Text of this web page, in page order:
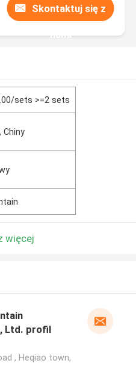
Skontaktuj się z
nami
sets >=2 sets
Chiny
więcej
Ltd. profil
, Heqiao town,